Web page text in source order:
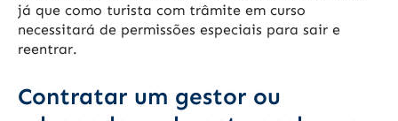
já que como turista com trâmite em curso
necessitará de permissões especiais para sair e
reentrar.
Contratar um gestor ou